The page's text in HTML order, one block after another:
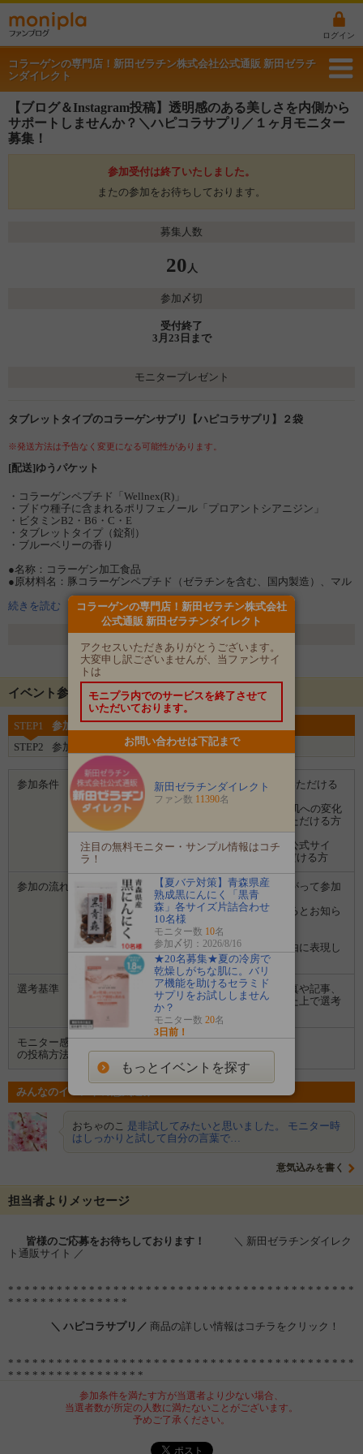
ログイン
コラーゲンの専門店！新田ゼラチン株式会社公式通販 新田ゼラチ
ンダイレクト
【ブログ＆Instagram投稿】透明感のある美しさを内側から
サポートしませんか？＼ハピコラサプリ／１ヶ月モニター
募集！
参加受付は終了いたしました。
またの参加をお待ちしております。
募集人数
20 人
参加〆切
受付終了
3月23日まで
モニタープレゼント
タブレットタイプのコラーゲンサプリ【ハピコラサプリ】２袋
※発送方法は予告なく変更になる可能性があります。
[配送]ゆうパケット
・コラーゲンペプチド「Wellnex(R)」
・ブドウ種子に含まれるポリフェノール「プロアントシアニジン」
・ビタミンB2・B6・C・E
・タブレットタイプ（錠剤）
・ブルーベリーの香り
●名称：コラーゲン加工食品
●原材料名：豚コラーゲンペプチド（ゼラチンを含む、国内製造）、マル
チトール、プロアントシアニジン含有ブドウ種子エキス、ビタミン E 含
有植物油／ビタミン C、微結晶セルロース、ビタミン B6、ステアリン酸
カルシウム、微粒酸化ケイ素、ビタミンB2、加工デンプン、パントテン
酸カルシウム、香料、ナイアシン
※原材料をご確認の上、食物アレルギーがご心配な方は
摂取をお避けください。
▼商品の詳細はコチラ
https://www.nitta-gelatin.jp/product/hapi-supple
続きを読む
選考方法
選考 発表日：3月26日(水)
イベント参加にあたって
STEP1
参加登録をする
STEP2
参加完了
参加条件
・1日12粒を30日間連続でモニターしていただける
方
・モニター終了後、ブログとInstagramに肌への変化
を中心にご感想を画像付きで投稿していただける方
・アンケートに回答していただける方
・ご投稿の画像やコメントは、販促物や公式サイ
ト、公式SNS等での転用を承諾していただける方
参加の流れ
１．「参加する」ボタンから画面にしたがって参加
します。
２．募集期間の終了後、企業から選ばれるとお知ら
せがあります。
３．企業から商品などが届きます。
４．試していただいた感想や口コミを自由に表現し
て投稿してください。
選考基準
イベント参加により過去に投稿された写真や記事、
応募時のひとことコメントなどを拝見した上で選考
させていただきます。
モニター感想
の投稿方法
みんなのイベントの意気込み
おちゃのこ 是非試してみたいと思いました。 モニター時
はしっかりと試して自分の言葉で…
意気込みを書く
担当者よりメッセージ
皆様のご応募をお待ちしております！
＼ 新田ゼラチンダイレク
ト通販サイト ／
* * * * * * * * * * * * * * * * * * * * * * * * * * * * * * * * * * * * * * * * * * *
* * * * * * * * * * * * * * *
＼ ハピコラサプリ／ 商品の詳しい情報はコチラをクリック！
* * * * * * * * * * * * * * * * * * * * * * * * * * * * * * * * * * * * * * * * * * *
* * * * * * * * * * * * * * * * *
参加条件を満たす方が当選者より少ない場合、
当選者数が所定の人数に満たないことがございます。
予めご了承ください。
コラーゲンの専門店！新田ゼラチン株式会社
公式通販 新田ゼラチンダイレクト
アクセスいただきありがとうございます。
大変申し訳ございませんが、当ファンサイ
トは
モニプラ内でのサービスを終了させて
いただいております。
お問い合わせは下記まで
新田ゼラチンダイレクト
ファン数 11390名
注目の無料モニター・サンプル情報はコチ
ラ！
【夏バテ対策】青森県産
熟成黒にんにく「黒青
森」各サイズ片詰合わせ
10名様
モニター数 10名
参加〆切：2026/8/16
★20名募集★夏の冷房で
乾燥しがちな肌に。バリ
ア機能を助けるセラミド
サプリをお試ししません
か？
モニター数 20名
3日前！
もっとイベントを探す